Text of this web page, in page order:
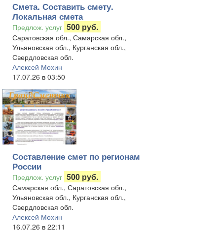
Смета. Составить смету.
Локальная смета
Предлож. услуг 500 руб.
Саратовская обл., Самарская обл.,
Ульяновская обл., Курганская обл.,
Свердловская обл.
Алексей Мохин
17.07.26 в 03:50
Составление смет по регионам
России
Предлож. услуг 500 руб.
Самарская обл., Саратовская обл.,
Ульяновская обл., Курганская обл.,
Свердловская обл.
Алексей Мохин
16.07.26 в 22:11